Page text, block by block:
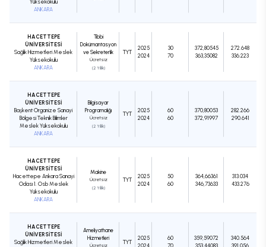
Yüksekokulu
ANKARA
HACETTEPE
ÜNİVERSİTESİ
Sağlık Hizmetleri Meslek
Yüksekokulu
ANKARA
Tıbbi
Dokümantasyon
ve Sekreterlik
Ücretsiz
(2 Yıllık)
TYT
2025
2024
30
70
372,80545
363,35082
272.648
336.223
HACETTEPE
ÜNİVERSİTESİ
Başkent Organize Sanayi
Bölgesi Teknik Bilimler
Meslek Yüksekokulu
ANKARA
Bilgisayar
Programcılığı
Ücretsiz
(2 Yıllık)
TYT
2025
2024
60
60
370,80053
372,91997
282.266
290.641
HACETTEPE
ÜNİVERSİTESİ
Hacettepe Ankara Sanayi
Odası 1. Osb Meslek
Yüksekokulu
ANKARA
Makine
Ücretsiz
(2 Yıllık)
TYT
2025
2024
50
60
364,66361
346,73633
313.034
433.276
HACETTEPE
ÜNİVERSİTESİ
Sağlık Hizmetleri Meslek
Ameliyathane
Hizmetleri
Ücretsiz TYT
2025
2024
60
70
359,59072
353,44083
340.564
391.056